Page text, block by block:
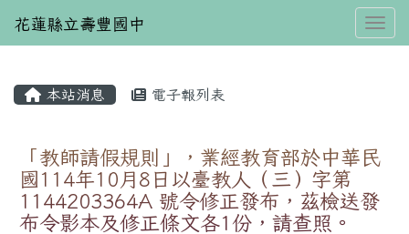
花蓮縣立壽豐國中
本站消息 電子報列表
「教師請假規則」，業經教育部於中華民
國114年10月8日以臺教人（三）字第
1144203364A 號令修正發布，茲檢送發
布令影本及修正條文各1份，請查照。